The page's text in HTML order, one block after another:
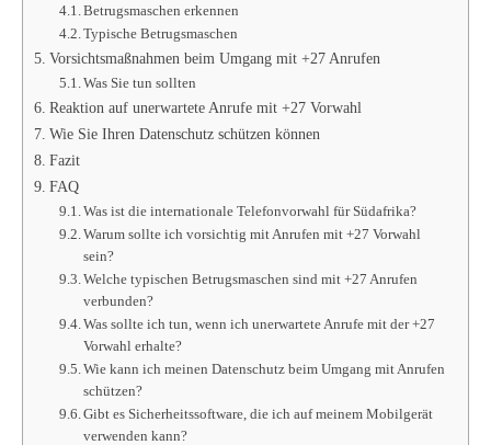
Betrugsmaschen erkennen
Typische Betrugsmaschen
Vorsichtsmaßnahmen beim Umgang mit +27 Anrufen
Was Sie tun sollten
Reaktion auf unerwartete Anrufe mit +27 Vorwahl
Wie Sie Ihren Datenschutz schützen können
Fazit
FAQ
Was ist die internationale Telefonvorwahl für Südafrika?
Warum sollte ich vorsichtig mit Anrufen mit +27 Vorwahl
sein?
Welche typischen Betrugsmaschen sind mit +27 Anrufen
verbunden?
Was sollte ich tun, wenn ich unerwartete Anrufe mit der +27
Vorwahl erhalte?
Wie kann ich meinen Datenschutz beim Umgang mit Anrufen
schützen?
Gibt es Sicherheitssoftware, die ich auf meinem Mobilgerät
verwenden kann?